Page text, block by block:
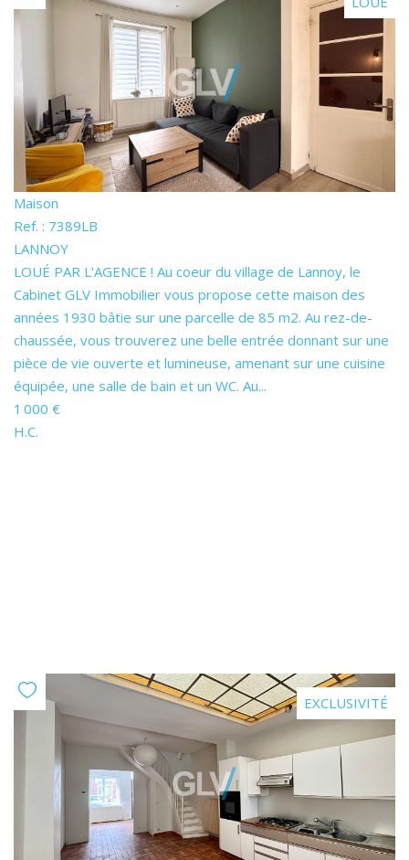
Maison
Ref. : 7389LB
LANNOY
LOUÉ PAR L'AGENCE ! Au coeur du village de Lannoy, le
Cabinet GLV Immobilier vous propose cette maison des
années 1930 bâtie sur une parcelle de 85 m2. Au rez-de-
chaussée, vous trouverez une belle entrée donnant sur une
pièce de vie ouverte et lumineuse, amenant sur une cuisine
équipée, une salle de bain et un WC. Au...
1 000 €
H.C.
EXCLUSIVITÉ